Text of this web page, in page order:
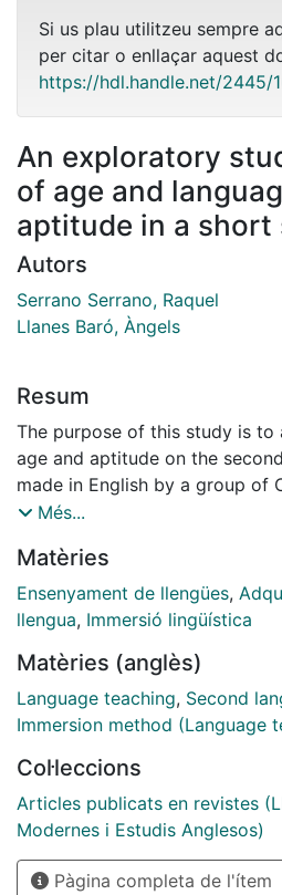
Si us plau utilitzeu sempre
per citar o enllaçar aquest
https://hdl.handle.net/2445/
An exploratory
of age and
aptitude in a short
Autors
Serrano Serrano, Raquel
Llanes Baró, Àngels
Resum
The purpose of this study is
age and aptitude on the
made in English by a group of
bilinguals who spent three
between 12 and 17 years old.
through a vocabulary test
which examines rote memory.
(GJT) and a formulaic
results indicate that the L2
gains in the two tests after a
impact on the type of language
made: older learners
the two tasks, and high aptitude
outperformed low aptitude
Nevertheless, no interactions
Més...
Matèries
Ensenyament de llengües,
llengua, Immersió lingüística
Matèries (anglès)
Language teaching, Second
Immersion method (Language
Col·leccions
Articles publicats en revistes
Modernes i Estudis Anglesos)
Pàgina completa de l'ítem